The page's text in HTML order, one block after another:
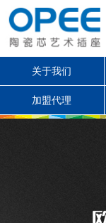
关于我们
加盟代理